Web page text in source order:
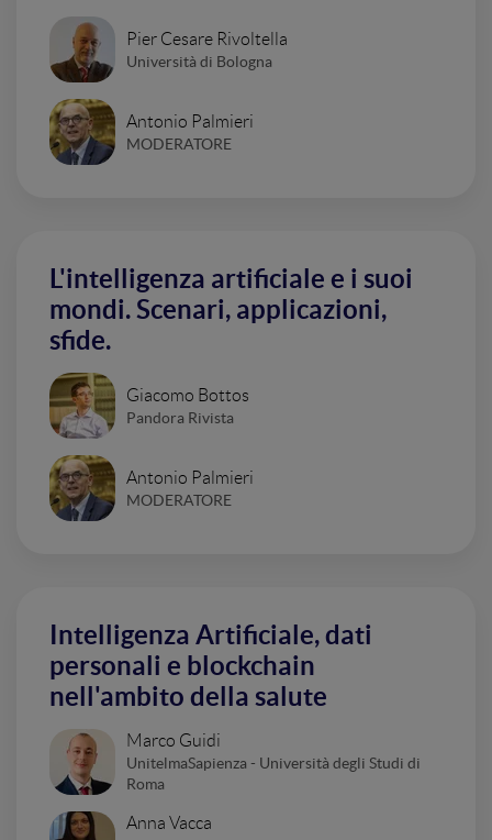
Pier Cesare Rivoltella
Università di Bologna
Antonio Palmieri
MODERATORE
L'intelligenza artificiale e i suoi
mondi. Scenari, applicazioni,
sfide.
Giacomo Bottos
Pandora Rivista
Antonio Palmieri
MODERATORE
Intelligenza Artificiale, dati
personali e blockchain
nell'ambito della salute
Marco Guidi
UnitelmaSapienza - Università degli Studi di
Roma
Anna Vacca